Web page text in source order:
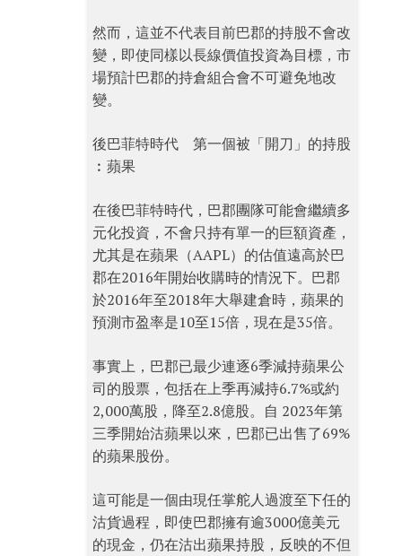
然而，這並不代表目前巴郡的持股不會改
變，即使同樣以長線價值投資為目標，市
場預計巴郡的持倉組合會不可避免地改
變。
後巴菲特時代 第一個被「開刀」的持股
︰蘋果
在後巴菲特時代，巴郡團隊可能會繼續多
元化投資，不會只持有單一的巨額資產，
尤其是在蘋果（AAPL）的估值遠高於巴
郡在2016年開始收購時的情況下。巴郡
於2016年至2018年大舉建倉時，蘋果的
預測市盈率是10至15倍，現在是35倍。
事實上，巴郡已最少連逐6季減持蘋果公
司的股票，包括在上季再減持6.7%或約
2,000萬股，降至2.8億股。自 2023年第
三季開始沽蘋果以來，巴郡已出售了69%
的蘋果股份。
這可能是一個由現任掌舵人過渡至下任的
沽貨過程，即使巴郡擁有逾3000億美元
的現金，仍在沽出蘋果持股，反映的不但